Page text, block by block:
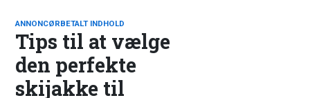
ANNONCØRBETALT INDHOLD
Tips til at vælge
den perfekte
skijakke til